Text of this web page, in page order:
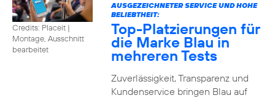
Credits: Placeit |
Montage, Ausschnitt
bearbeitet
AUSGEZEICHNETER SERVICE UND HOHE
BELIEBTHEIT:
Top-Platzierungen für
die Marke Blau in
mehreren Tests
Zuverlässigkeit, Transparenz und
Kundenservice bringen Blau auf